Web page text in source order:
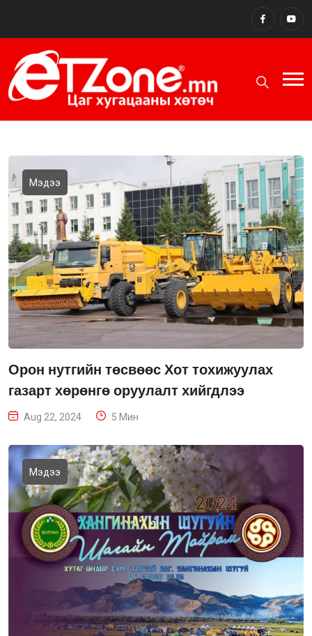
Мэдээ
Орон нутгийн төсвөөс Хот тохижуулах
газарт хөрөнгө оруулалт хийгдлээ
Aug 22, 2024 5 Мин
Мэдээ